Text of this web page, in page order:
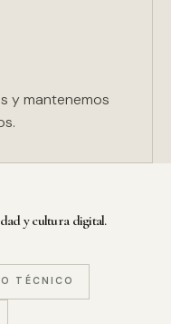
y mantenemos
y cultura digital.
TÉCNICO